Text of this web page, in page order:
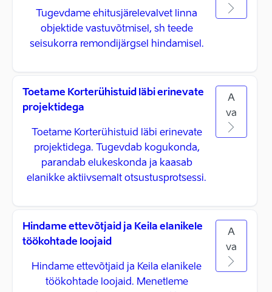
Tugevdame ehitusjärelevalvet linna
objektide vastuvõtmisel, sh teede
seisukorra remondijärgsel hindamisel.
Toetame Korterühistuid läbi erinevate
projektidega
Toetame Korterühistuid läbi erinevate
projektidega. Tugevdab kogukonda,
parandab elukeskonda ja kaasab
elanikke aktiivsemalt otsustusprotsessi.
A
va
Hindame ettevõtjaid ja Keila elanikele
töökohtade loojaid
Hindame ettevõtjaid ja Keila elanikele
töökohtade loojaid. Menetleme
A
va